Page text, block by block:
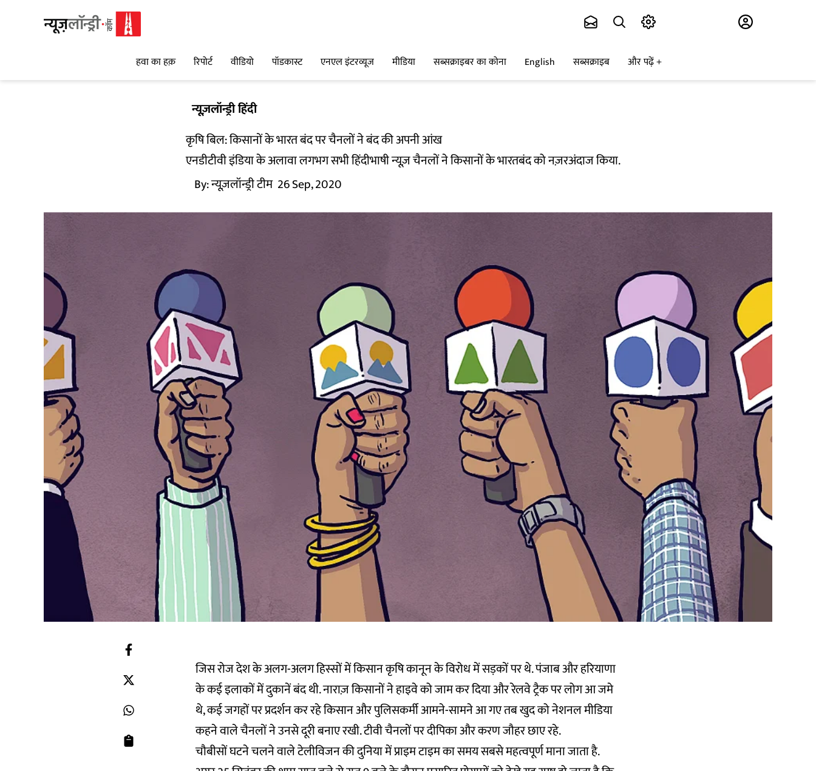
हवा का हक़ रिपोर्ट वीडियो पॉडकास्ट एनएल इंटरव्यूज मीडिया सब्सक्राइबर का कोना English सब्सक्राइब और पढ़ें
न्यूज़लॉन्ड्री हिंदी
कृषि बिल: किसानों के भारत बंद पर चैनलों ने बंद की अपनी आंख
एनडीटीवी इंडिया के अलावा लगभग सभी हिंदीभाषी न्यूज़ चैनलों ने किसानों के भारतबंद को नज़रअंदाज किया.
By:न्यूज़लॉन्ड्री टीम 26 Sep, 2020
जिस रोज देश के अलग-अलग हिस्सों में किसान कृषि कानून के विरोध में सड़कों पर थे. पंजाब और हरियाणा
के कई इलाकों में दुकानें बंद थी. नाराज़ किसानों ने हाइवे को जाम कर दिया और रेलवे ट्रैक पर लोग आ जमे
थे, कई जगहों पर प्रदर्शन कर रहे किसान और पुलिसकर्मी आमने-सामने आ गए तब खुद को नेशनल मीडिया
कहने वाले चैनलों ने उनसे दूरी बनाए रखी. टीवी चैनलों पर दीपिका और करण जौहर छाए रहे.
चौबीसों घटने चलने वाले टेलीविजन की दुनिया में प्राइम टाइम का समय सबसे महत्वपूर्ण माना जाता है.